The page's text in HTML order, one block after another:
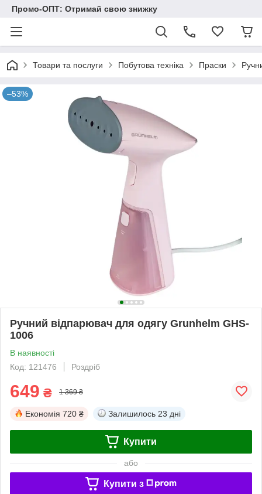
Промо-ОПТ: Отримай свою знижку
Товари та послуги Побутова техніка Праски
–53%
Ручний відпарювач для одягу Grunhelm GHS-
1006
В наявності
Код: 121476
Роздріб
649 ₴ 1 369 ₴
Економія 720 ₴ Залишилось 23 дні
Купити
або
Купити з